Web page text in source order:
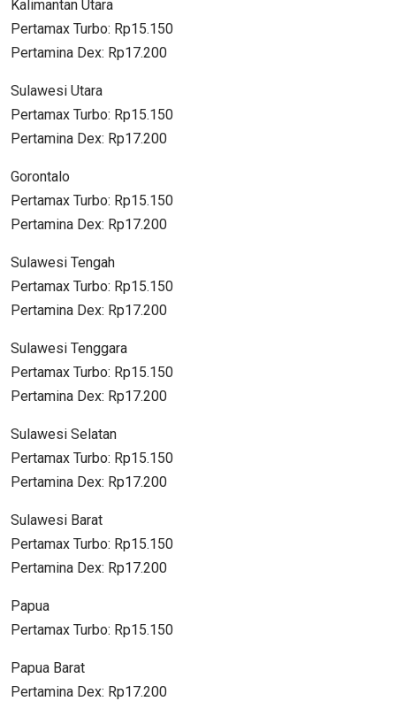
Kalimantan Utara
Pertamax Turbo: Rp15.150
Pertamina Dex: Rp17.200
Sulawesi Utara
Pertamax Turbo: Rp15.150
Pertamina Dex: Rp17.200
Gorontalo
Pertamax Turbo: Rp15.150
Pertamina Dex: Rp17.200
Sulawesi Tengah
Pertamax Turbo: Rp15.150
Pertamina Dex: Rp17.200
Sulawesi Tenggara
Pertamax Turbo: Rp15.150
Pertamina Dex: Rp17.200
Sulawesi Selatan
Pertamax Turbo: Rp15.150
Pertamina Dex: Rp17.200
Sulawesi Barat
Pertamax Turbo: Rp15.150
Pertamina Dex: Rp17.200
Papua
Pertamax Turbo: Rp15.150
Papua Barat
Pertamina Dex: Rp17.200